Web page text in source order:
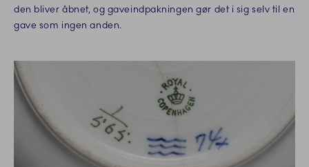
den bliver åbnet, og gaveindpakningen gør det i sig selv til en
gave som ingen anden.